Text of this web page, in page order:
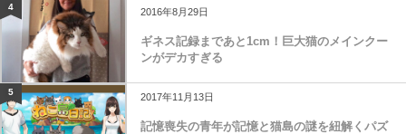
4 2016年8月29日
ギネス記録まであと1cm！巨大猫のメインクー
ンがデカすぎる
5 2017年11月13日
記憶喪失の青年が記憶と猫島の謎を紐解くパズ